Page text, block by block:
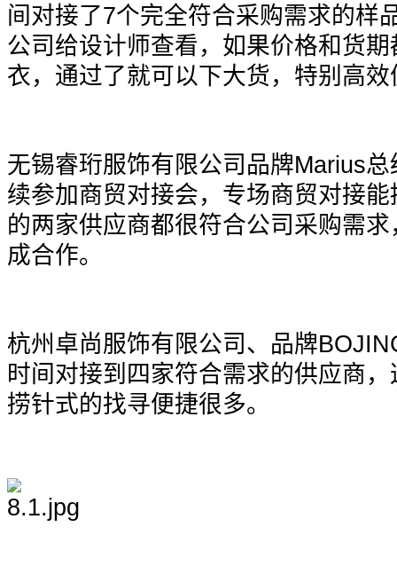
间对接了7个完全符合采购需求的样
公司给设计师查看，如果价格和货
衣，通过了就可以下大货，特别高
无锡睿珩服饰有限公司品牌Marius
续参加商贸对接会，专场商贸对接
的两家供应商都很符合公司采购需
成合作。
杭州卓尚服饰有限公司、品牌
时间对接到四家符合需求的供应商
捞针式的找寻便捷很多。